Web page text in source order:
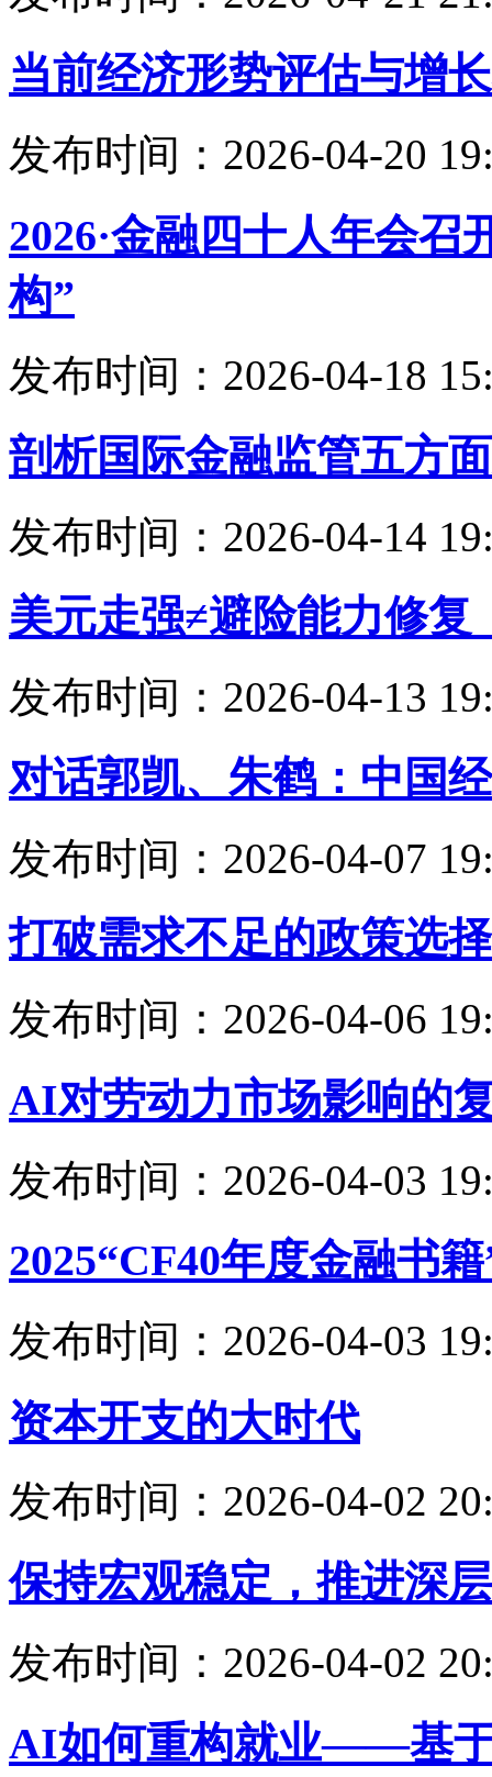
当前经济形势评估与增
发布时间：2026-04-20
2026·金融四十人年会
构”
发布时间：2026-04-18
剖析国际金融监管五方
发布时间：2026-04-14
美元走强≠避险能力修
发布时间：2026-04-13
对话郭凯、朱鹤：中国
发布时间：2026-04-07
打破需求不足的政策选择
发布时间：2026-04-06
AI对劳动力市场影响的
发布时间：2026-04-03
2025“CF40年度金融书
发布时间：2026-04-03
资本开支的大时代
发布时间：2026-04-02
保持宏观稳定，推进深
发布时间：2026-04-02
AI如何重构就业——基